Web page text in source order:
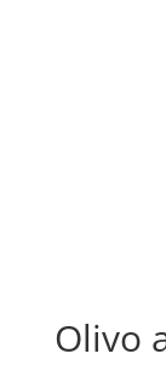
Olivo